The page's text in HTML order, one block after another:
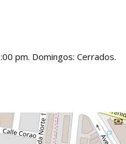
pm. Domingos: Cerrados.